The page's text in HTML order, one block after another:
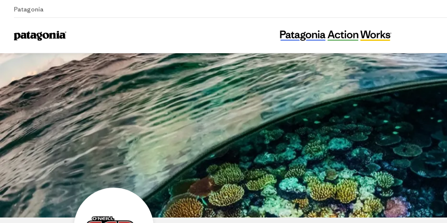
Patagonia
Home
O’Neill Sea Odyssey